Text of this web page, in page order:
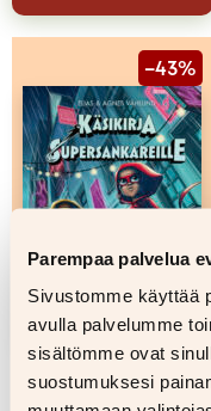
Parempaa palvelua
Sivustomme käyttää
avulla palvelumme
sisältömme ovat
suostumuksesi
–43%